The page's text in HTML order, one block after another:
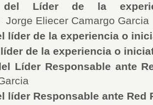
del Líder de la
Jorge Eliecer Camargo Garcia
líder de la experiencia o
de la experiencia o
Líder Responsable ante
líder Responsable ante Red